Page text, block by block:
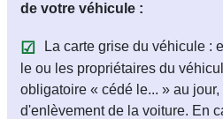
de votre véhicule :
La carte grise du véhicule :
le ou les propriétaires du
obligatoire « cédé le... » au
d'enlèvement de la voiture. En